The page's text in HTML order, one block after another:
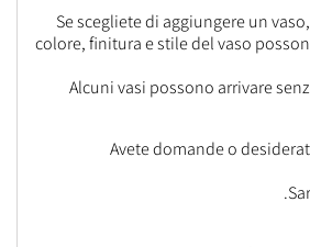
Se scegliete di aggiungere un
colore, finitura e stile del vaso
Alcuni vasi possono arrivare
Avete domande o